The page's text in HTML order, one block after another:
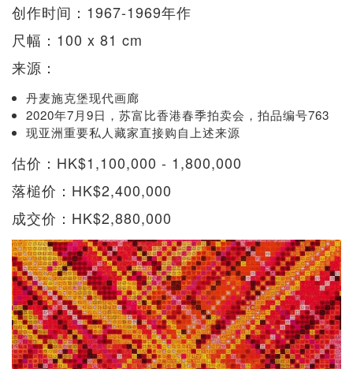
创作时间：1967-1969年作
尺幅：100 x 81 cm
来源：
丹麦施克堡现代画廊
2020年7月9日，苏富比香港春季拍卖会，拍品编号763
现亚洲重要私人藏家直接购自上述来源
估价：HK$1,100,000 - 1,800,000
落槌价：HK$2,400,000
成交价：HK$2,880,000